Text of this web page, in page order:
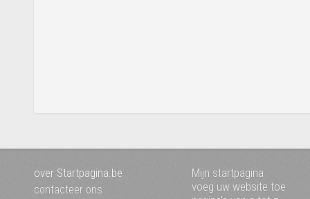
over Startpagina.be
contacteer ons
Mijn startpagina
voeg uw website toe